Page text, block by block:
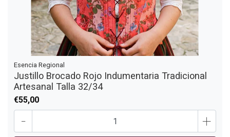
Esencia Regional
Justillo Brocado Rojo Indumentaria Tradicional
Artesanal Talla 32/34
€55,00
- +